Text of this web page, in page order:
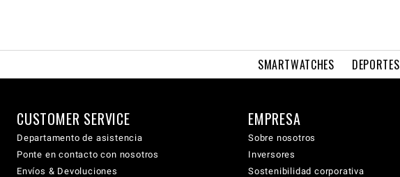
SMARTWATCHES DEPORTES
CUSTOMER SERVICE
Departamento de asistencia
Ponte en contacto con nosotros
Envíos & Devoluciones
EMPRESA
Sobre nosotros
Inversores
Sostenibilidad corporativa